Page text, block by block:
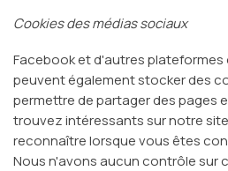
Cookies des médias sociaux
Facebook et d'autres plateformes
peuvent également stocker des
permettre de partager des pages
trouvez intéressants sur notre
reconnaître lorsque vous êtes
Nous n'avons aucun contrôle sur